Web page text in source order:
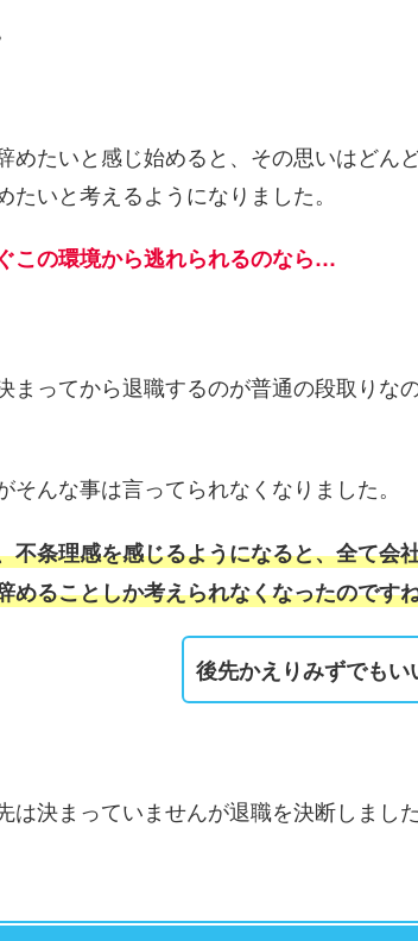
めたいと感じ始めると、その思いはどん
たいと考えるようになりました。
この環境から逃れられるのなら…
まってから退職するのが普通の段取りな
そんな事は言ってられなくなりました。
不条理感を感じるようになると、全て会
めることしか考えられなくなったのです
後先かえりみずでもい
は決まっていませんが退職を決断しました